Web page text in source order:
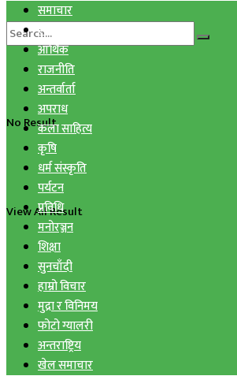
No Result
View All Result
समाचार
स्वास्थ्य
आर्थिक
राजनीति
अन्तर्वार्ता
अपराध
कला साहित्य
कृषि
धर्म संस्कृति
पर्यटन
प्रविधि
मनोरञ्जन
शिक्षा
सुनचाँदी
हाम्रो विचार
मुद्रा र विनिमय
फोटो ग्यालरी
अन्तराष्ट्रिय
खेल समाचार